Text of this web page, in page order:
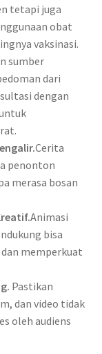
tetapi juga
obat
vaksinasi.
sumber
dari
dengan
Cerita
penonton
merasa bosan
Animasi
bisa
memperkuat
Pastikan
dan video tidak
oleh audiens